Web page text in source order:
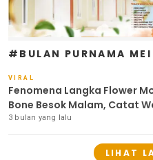
#BULAN PURNAMA
VIRAL
Fenomena Langka Flower
Bone Besok Malam, Catat
3 bulan yang lalu
LIHAT